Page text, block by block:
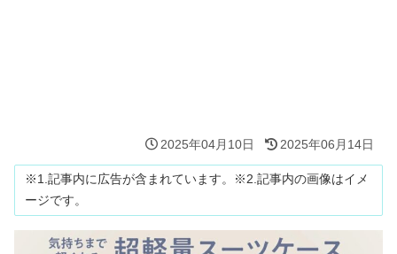
2025年04月10日 2025年06月14日
※1.記事内に広告が含まれています。※2.記事内の画像はイメ
ージです。